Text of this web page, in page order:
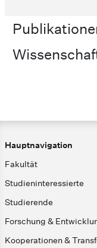
Hauptnavigation
Fakultät
Studieninteressierte
Studierende
Forschung &
Kooperationen &